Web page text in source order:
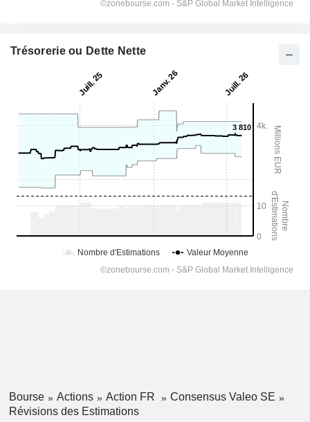
Trésorerie ou Dette Nette
Bourse Actions Action FR
Consensus Valeo SE
Révisions des Estimations